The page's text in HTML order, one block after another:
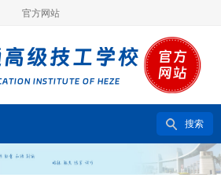
官方网站
搜索